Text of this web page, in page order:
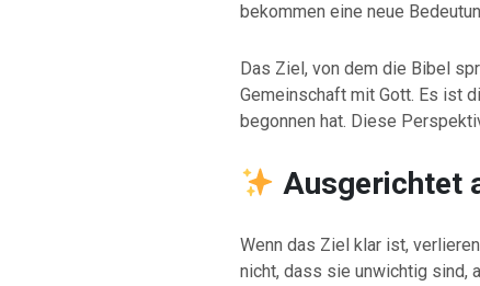
bekommen eine neue
Das Ziel, von dem die Bibel
Gemeinschaft mit Gott. Es ist
begonnen hat. Diese
Ausgerichtet
Wenn das Ziel klar ist,
nicht, dass sie unwichtig sind,